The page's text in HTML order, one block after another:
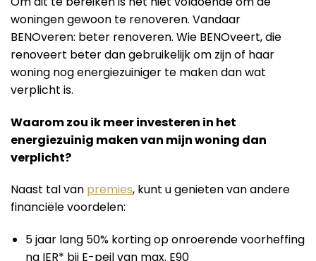
woningen gewoon te renoveren. Vandaar
BENOveren: beter renoveren. Wie BENOveert, die
renoveert beter dan gebruikelijk om zijn of haar
woning nog energiezuiniger te maken dan wat
verplicht is.
Waarom zou ik meer investeren in het
energiezuinig maken van mijn woning dan
verplicht?
Naast tal van premies, kunt u genieten van andere
financiële voordelen:
5 jaar lang 50% korting op onroerende voorheffing
na IER* bij E-peil van max. E90